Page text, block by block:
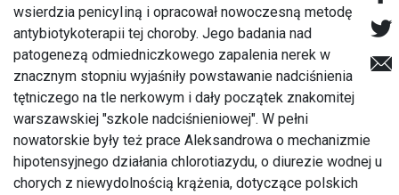
wsierdzia penicyIiną i opracował nowoczesną metodę
antybiotykoterapii tej choroby. Jego badania nad
patogenezą odmiedniczkowego zapalenia nerek w
znacznym stopniu wyjaśniły powstawanie nadciśnienia
tętniczego na tle nerkowym i dały początek znakomitej
warszawskiej "szkole nadciśnieniowej". W pełni
nowatorskie były też prace Aleksandrowa o mechanizmie
hipotensyjnego działania chlorotiazydu, o diurezie wodnej u
chorych z niewydolnością krążenia, dotyczące polskich